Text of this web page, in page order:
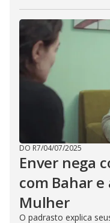
DO R7/04/07/2025
Enver nega
com Bahar
Mulher
O padrasto explica